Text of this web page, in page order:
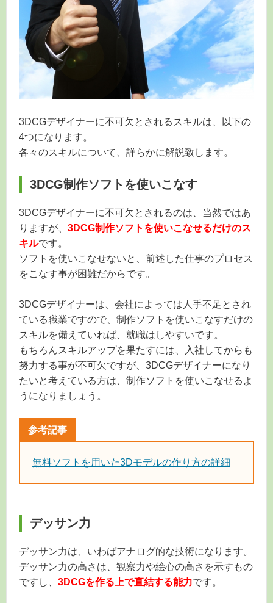
3DCGデザイナーに不可欠とされるスキルは、以下の
4つになります。
各々のスキルについて、詳らかに解説致します。
3DCG制作ソフトを使いこなす
3DCGデザイナーに不可欠とされるのは、当然ではあ
りますが、 3DCG制作ソフトを使いこなせるだけのス
キルです。
ソフトを使いこなせないと、前述した仕事のプロセス
をこなす事が困難だからです。
3DCGデザイナーは、会社によっては人手不足とされ
ている職業ですので、制作ソフトを使いこなすだけの
スキルを備えていれば、就職はしやすいです。
もちろんスキルアップを果たすには、入社してからも
努力する事が不可欠ですが、3DCGデザイナーになり
たいと考えている方は、制作ソフトを使いこなせるよ
うになりましょう。
無料ソフトを用いた3Dモデルの作り方の詳細
デッサン力
デッサン力は、いわばアナログ的な技術になります。
デッサン力の高さは、観察力や絵心の高さを示すもの
ですし、 3DCGを作る上で直結する能力です。